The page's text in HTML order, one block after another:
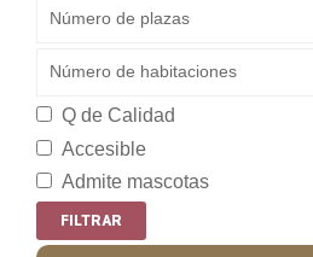
Q de Calidad
Accesible
Admite mascotas